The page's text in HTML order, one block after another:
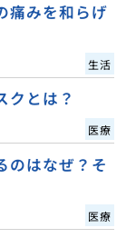
痛みを和らげ
生活
クとは？
医療
のはなぜ？そ
医療